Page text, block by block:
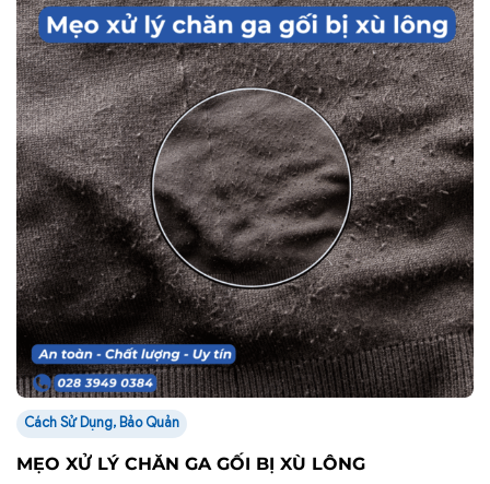
Cách Sử Dụng, Bảo Quản
MẸO XỬ LÝ CHĂN GA GỐI BỊ XÙ LÔNG